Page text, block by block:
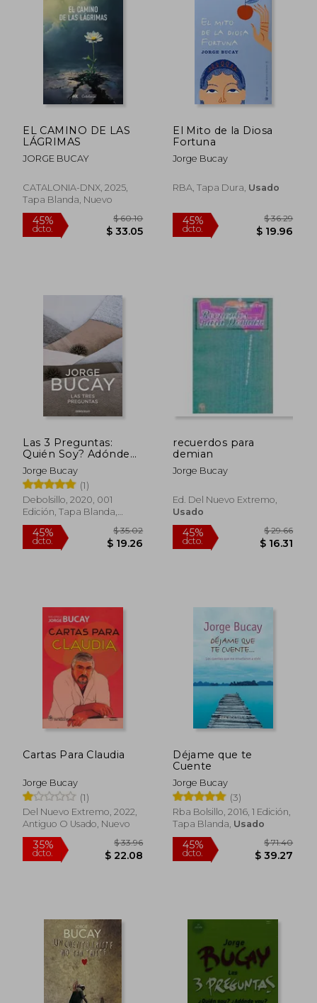
40%
dcto.
$ 62.54
$ 37.53 $
EL CAMINO DE LAS
LÁGRIMAS
JORGE BUCAY
CATALONIA-DNX, 2025,
Tapa Blanda, Nuevo
45%
dcto.
El Mito de la Diosa
Fortuna
Jorge Bucay
RBA, Tapa Dura, Usado
45%
dcto.
Las 3 Preguntas:
Quién Soy? Adónde
Voy? Con Quién?
Jorge Bucay
(1)
Debolsillo, 2020, 001
Edición, Tapa Blanda,
Nuevo
recuerdos para
demian
Jorge Bucay
Ed. Del Nuevo Extremo,
Usado
Cartas Para Claudia
Jorge Bucay
(1)
Del Nuevo Extremo, 2022,
Antiguo O Usado, Nuevo
Déjame que te
Cuente
Jorge Bucay
(3)
Rba Bolsillo, 2016, 1 Edición,
Tapa Blanda, Usado